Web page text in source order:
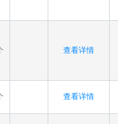
查看详情
查看详情